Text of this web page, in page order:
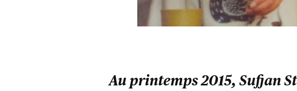
Au printemps 2015, Sufjan